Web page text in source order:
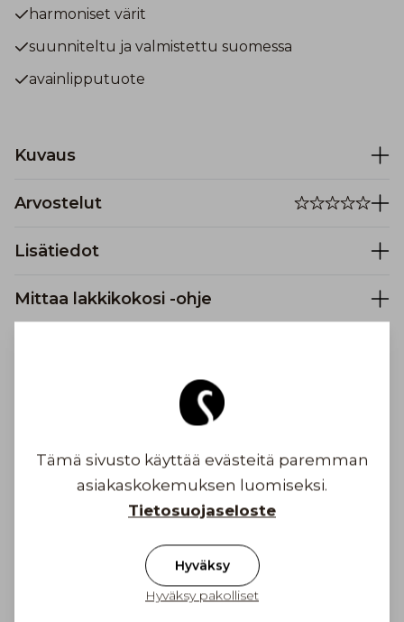
harmoniset värit
suunniteltu ja valmistettu suomessa
avainlipputuote
Kuvaus
Arvostelut
Lisätiedot
Mittaa lakkikokosi -ohje
Turvallinen maksaminen
Suomessa
Toimituskulu alkaen 6,90 €
Inspiroidu
Tämä sivusto käyttää evästeitä paremman
asiakaskokemuksen luomiseksi.
Tietosuojaseloste
Hyväksy
Hyväksy pakolliset